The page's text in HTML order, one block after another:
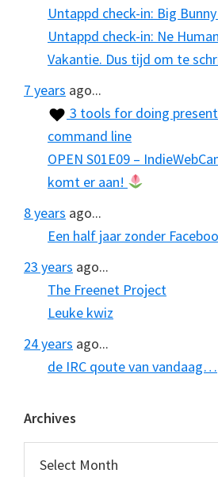
Untappd check-in: Big
Untappd check-in: Ne
Vakantie. Dus tijd om te
7 years ago...
3 tools for doing
command line
OPEN S01E09 –
komt er aan!
8 years ago...
Een half jaar zonder
23 years ago...
The Freenet Project
Leuke kwiz
24 years ago...
de IRC qoute van vandaag…
Archives